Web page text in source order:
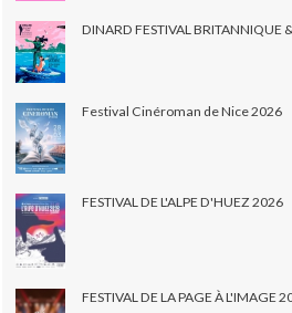
DINARD FESTIVAL BRITANNIQUE
Festival Cinéroman de Nice 2026
FESTIVAL DE L'ALPE D'HUEZ 2026
FESTIVAL DE LA PAGE À L'IMAGE